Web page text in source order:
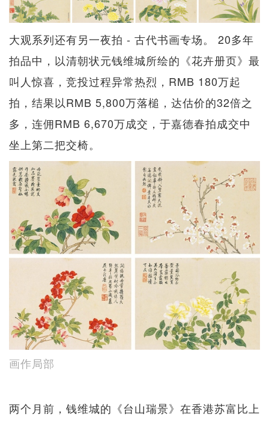
大观系列还有另一夜拍 - 古代书画专场。 20多年
拍品中，以清朝状元钱维城所绘的《花卉册页》最
叫人惊喜，竞投过程异常热烈，RMB 180万起
拍，结果以RMB 5,800万落槌，达估价的32倍之
多，连佣RMB 6,670万成交，于嘉德春拍成交中
坐上第二把交椅。
画作局部
两个月前，钱维城的《台山瑞景》在香港苏富比上